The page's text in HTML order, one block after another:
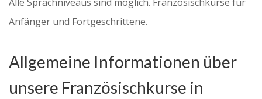
Anfänger und Fortgeschrittene.
Allgemeine Informationen über
unsere Französischkurse in